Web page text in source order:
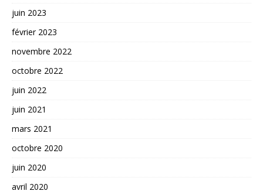
juin 2023
février 2023
novembre 2022
octobre 2022
juin 2022
juin 2021
mars 2021
octobre 2020
juin 2020
avril 2020